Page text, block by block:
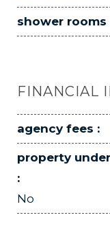
shower rooms
FINANCIAL
agency fees :
property
:
No